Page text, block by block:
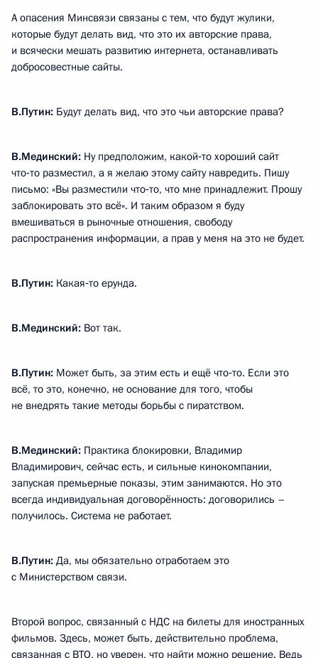
А опасения Минсвязи связаны с тем, что будут жулики,
которые будут делать вид, что это их авторские права,
и всячески мешать развитию интернета, останавливать
добросовестные сайты.
В.Путин: Будут делать вид, что это чьи авторские права?
В.Мединский: Ну предположим, какой‑то хороший сайт
что‑то разместил, а я желаю этому сайту навредить. Пишу
письмо: «Вы разместили что‑то, что мне принадлежит. Прошу
заблокировать это всё». И таким образом я буду
вмешиваться в рыночные отношения, свободу
распространения информации, а прав у меня на это не будет.
В.Путин: Какая‑то ерунда.
В.Мединский: Вот так.
В.Путин: Может быть, за этим есть и ещё что‑то. Если это
всё, то это, конечно, не основание для того, чтобы
не внедрять такие методы борьбы с пиратством.
В.Мединский: Практика блокировки, Владимир
Владимирович, сейчас есть, и сильные кинокомпании,
запуская премьерные показы, этим занимаются. Но это
всегда индивидуальная договорённость: договорились –
получилось. Система не работает.
В.Путин: Да, мы обязательно отработаем это
с Министерством связи.
Второй вопрос, связанный с НДС на билеты для иностранных
фильмов. Здесь, может быть, действительно проблема,
связанная с ВТО, но уверен, что найти можно решение. Ведь